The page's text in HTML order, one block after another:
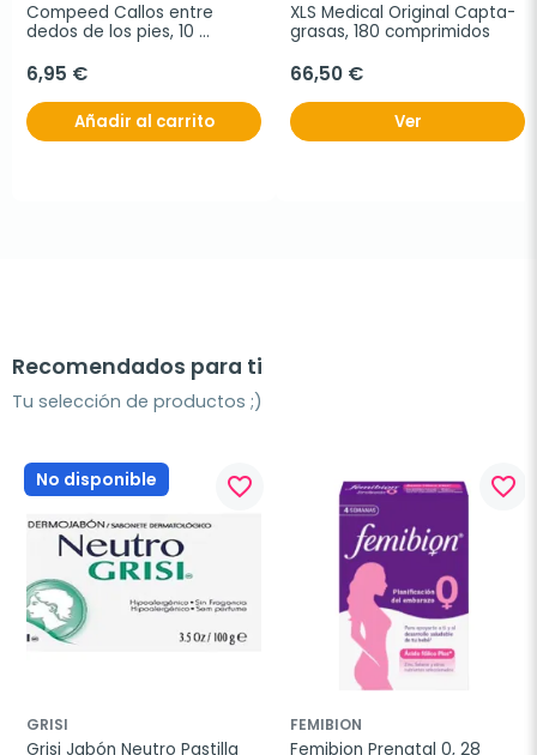
Compeed Callos entre
dedos de los pies, 10
6,95 €
Añadir al carrito
XLS Medical Original Capta-
grasas, 180 comprimidos
66,50 €
Ver
Recomendados para ti
Tu selección de productos ;)
No disponible favorite_border
GRISI
Grisi Jabón Neutro Pastilla
favorite_border
FEMIBION
Femibion Prenatal 0, 28